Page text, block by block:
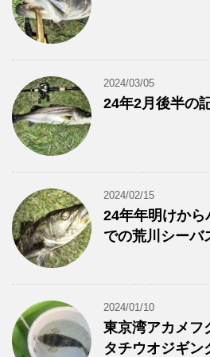
2024/03/05
24年2月後半の
2024/02/15
24年年明けから
での荒川シーバ
2024/01/10
東京湾アカメフ
タチウオジギン